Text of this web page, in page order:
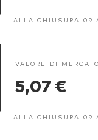
ALLA CHIUSURA 09
VALORE DI
5,07 €
ALLA CHIUSURA 09